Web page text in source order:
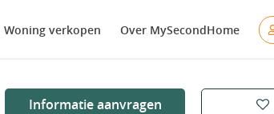
Woning verkopen Over MySecondHome
Informatie aanvragen